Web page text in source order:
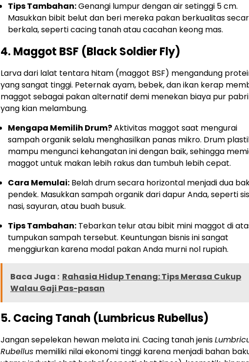
Tips Tambahan:Genangi lumpur dengan air setinggi 5 cm.
Masukkan bibit belut dan beri mereka pakan berkualitas
berkala, seperti cacing tanah atau cacahan keong mas.
4. Maggot BSF (Black Soldier Fly)
Larva dari lalat tentara hitam (maggot BSF) mengandung
yang sangat tinggi. Peternak ayam, bebek, dan ikan kerap
maggot sebagai pakan alternatif demi menekan biaya pur
yang kian melambung.
Mengapa Memilih Drum?Aktivitas maggot saat mengurai
sampah organik selalu menghasilkan panas mikro. Drum
mampu mengunci kehangatan ini dengan baik, sehingga
maggot untuk makan lebih rakus dan tumbuh lebih cepat.
Cara Memulai: Belah drum secara horizontal menjadi dua
pendek. Masukkan sampah organik dari dapur Anda, seperti
nasi, sayuran, atau buah busuk.
Tips Tambahan: Tebarkan telur atau bibit mini maggot di
tumpukan sampah tersebut. Keuntungan bisnis ini sangat
menggiurkan karena modal pakan Anda murni nol rupiah.
Baca Juga : Rahasia Hidup Tenang: Tips Merasa Cukup
Walau Gaji Pas-pasan
5. Cacing Tanah (Lumbricus Rubellus)
Jangan sepelekan hewan melata ini. Cacing tanah jenis
Rubellus memiliki nilai ekonomi tinggi karena menjadi bahan